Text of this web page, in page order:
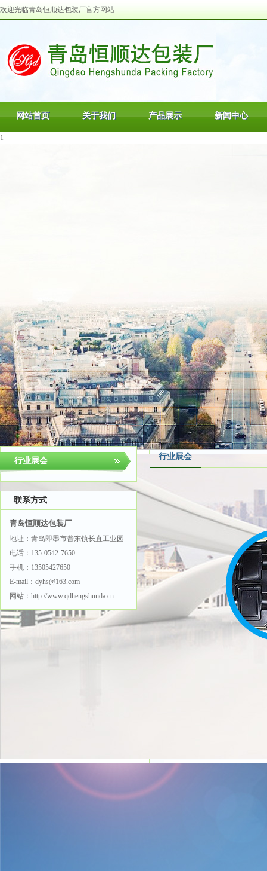
欢迎光临青岛恒顺达包装厂官方网站
网站首页 关于我们 产品展示 新闻中心
1
行业展会
联系方式
青岛恒顺达包装厂
地址：青岛即墨市普东镇长直工业园
电话：135-0542-7650
手机：13505427650
E-mail：dyhs@163.com
网站：http://www.qdhengshunda.cn
行业展会
主办单位：
中国机械工业联合会
中国国际贸易促进委
振威展览集团